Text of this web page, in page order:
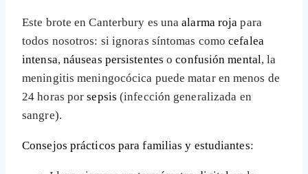
​Este brote en Canterbury es unaalarma roja para
todos nosotros: si ignoras síntomas comocefalea
intensa, náuseas persistentes oconfusión mental, la
meningitis meningocócica puede matar en menos de
24 horas porsepsis (infección generalizada en
sangre).
Consejos prácticos para familias y estudiantes: